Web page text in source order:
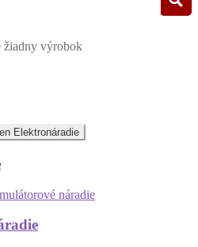
žiadny výrobok
Elektronáradie